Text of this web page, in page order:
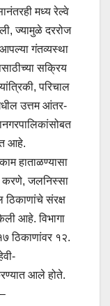
मध्य रेल्वे
ज्यामुळे दररोज
गंतव्यस्था
सक्रिय
परिचाल
उत्तम आंतर-
आहे.
हाताळण्यासा
करणे, जलनिस्सा
संरक्ष
आहे. विभागा
ठिकाणांवर १२.
आले होते.